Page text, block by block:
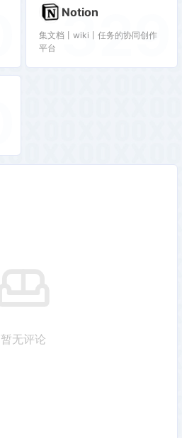
Notion
集文档丨wiki丨任务的协同创作
平台 329
暂无评论